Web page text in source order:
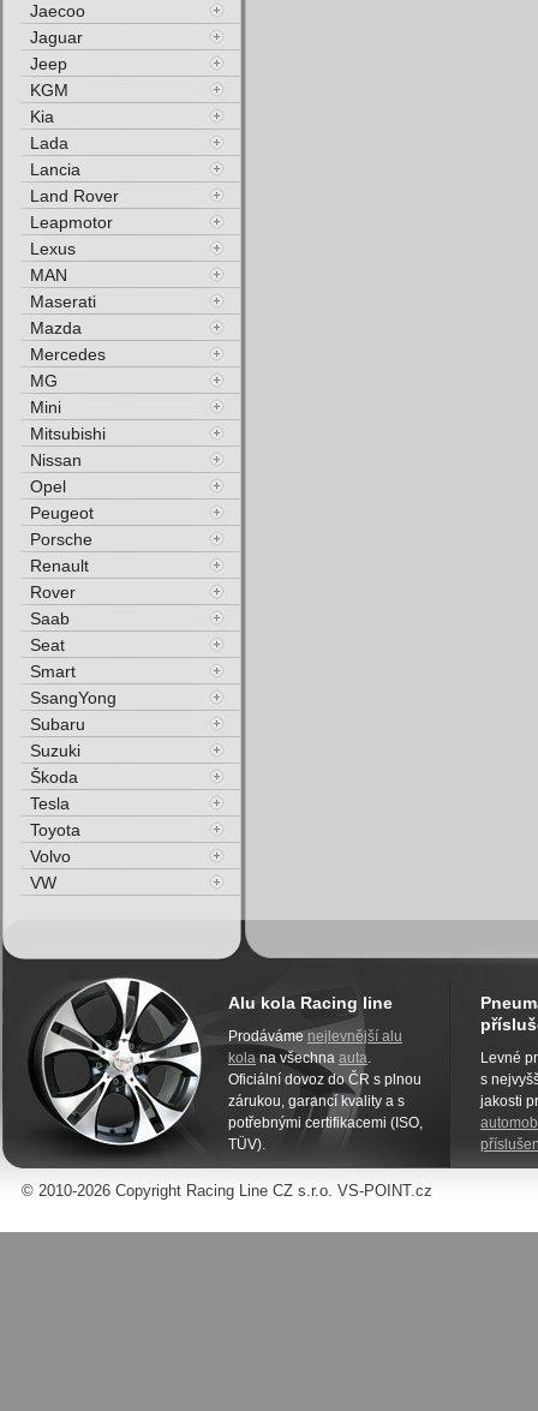
Jaecoo
Jaguar
Jeep
KGM
Kia
Lada
Lancia
Land Rover
Leapmotor
Lexus
MAN
Maserati
Mazda
Mercedes
MG
Mini
Mitsubishi
Nissan
Opel
Peugeot
Porsche
Renault
Rover
Saab
Seat
Smart
SsangYong
Subaru
Suzuki
Škoda
Tesla
Toyota
Volvo
VW
Alu kola Racing line
Prodáváme nejlevnější alu
kola na všechna auta.
Oficiální dovoz do ČR s plnou
zárukou, garancí kvality a s
potřebnými certifikacemi (ISO,
TÜV).
Levné
s
jakosti
© 2010-2026 Copyright Racing Line CZ s.r.o. VS-POINT.cz